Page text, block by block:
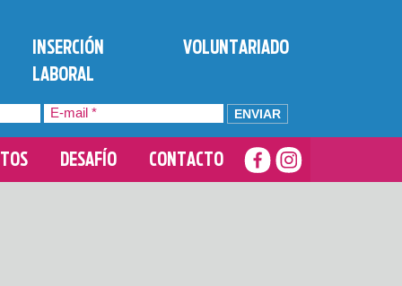
INSERCIÓN
LABORAL
VOLUNTARIADO
E-
DESAFÍO CONTACTO